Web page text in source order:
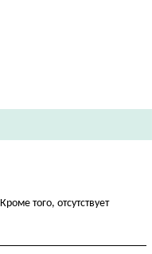
того, отсутствует